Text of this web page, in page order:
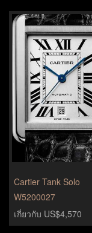
Cartier Tank Solo
W5200027
เกี่ยวกับ US$4,570